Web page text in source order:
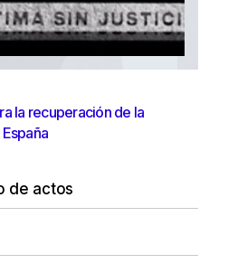
la recuperación de la
de actos